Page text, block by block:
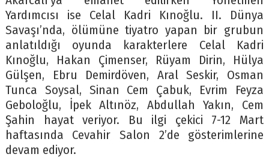
Yardımcısı ise Celal Kadri Kınoğlu. II. Dünya
Savaşı’nda, ölümüne tiyatro yapan bir grubun
anlatıldığı oyunda karakterlere Celal Kadri
Kınoğlu, Hakan Çimenser, Rüyam Dirin, Hülya
Gülşen, Ebru Demirdöven, Aral Seskir, Osman
Tunca Soysal, Sinan Cem Çabuk, Evrim Feyza
Geboloğlu, İpek Altınöz, Abdullah Yakın, Cem
Şahin hayat veriyor. Bu ilgi çekici 7-12 Mart
haftasında Cevahir Salon 2’de gösterimlerine
devam ediyor.